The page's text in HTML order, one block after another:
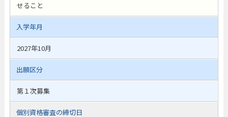
せること
入学年月
2027年10月
出願区分
第１次募集
個別資格審査の締切日